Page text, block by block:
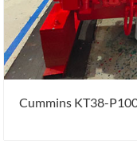
Cummins KT38-